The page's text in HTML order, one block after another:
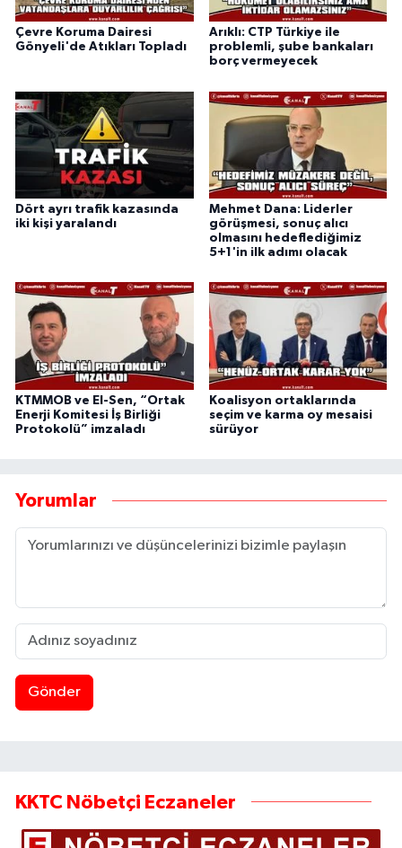
Çevre Koruma Dairesi
Gönyeli'de Atıkları Topladı
Arıklı: CTP Türkiye ile
problemli, şube bankaları
borç vermeyecek
Dört ayrı trafik kazasında
iki kişi yaralandı
Mehmet Dana: Liderler
görüşmesi, sonuç alıcı
olmasını hedeflediğimiz
5+1'in ilk adımı olacak
KTMMOB ve El-Sen, “Ortak
Enerji Komitesi İş Birliği
Protokolü” imzaladı
Koalisyon ortaklarında
seçim ve karma oy mesaisi
sürüyor
Yorumlar
Gönder
KKTC Nöbetçi Eczaneler